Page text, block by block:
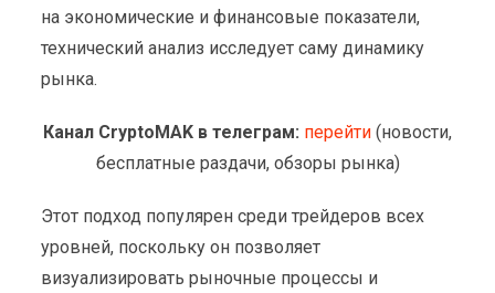
на экономические и финансовые показатели,
технический анализ исследует саму динамику
рынка.
Канал CryptoMAK в телеграм: перейти (новости,
бесплатные раздачи, обзоры рынка)
Этот подход популярен среди трейдеров всех
уровней, поскольку он позволяет
визуализировать рыночные процессы и